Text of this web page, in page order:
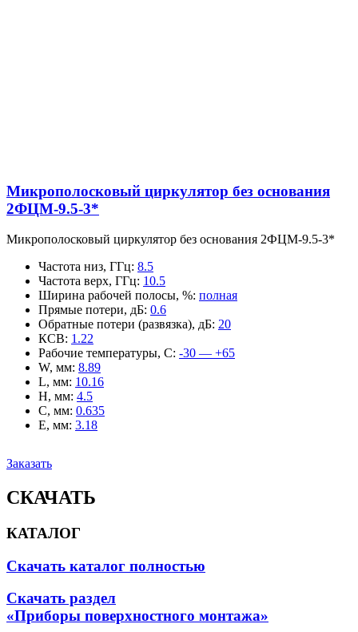
Микрополосковый циркулятор без основания
2ФЦМ-9.5-3*
Микрополосковый циркулятор без основания 2ФЦМ-9.5-3*
Частота низ, ГГц: 8.5
Частота верх, ГГц: 10.5
Ширина рабочей полосы, %: полная
Прямые потери, дБ: 0.6
Обратные потери (развязка), дБ: 20
КСВ: 1.22
Рабочие температуры, С: -30 — +65
W, мм: 8.89
L, мм: 10.16
H, мм: 4.5
C, мм: 0.635
E, мм: 3.18
Заказать
СКАЧАТЬ
КАТАЛОГ
Скачать каталог полностью
Скачать раздел
«Приборы поверхностного монтажа»